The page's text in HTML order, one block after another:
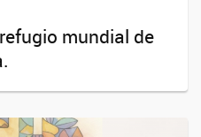
mundial de